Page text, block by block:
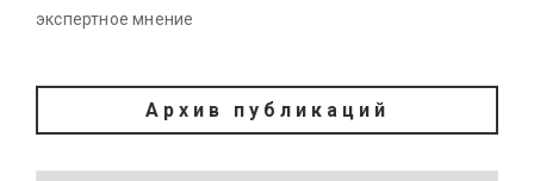
экспертное мнение
Архив публикаций